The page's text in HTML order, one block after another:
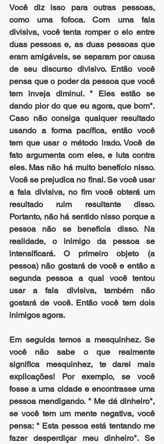
Você diz isso para outras pessoas,
como uma fofoca. Com uma fala
divisiva, você tenta romper o elo entre
duas pessoas e, as duas pessoas que
eram amigáveis, se separam por causa
de seu discurso divisivo. Então você
pensa que o poder da pessoa que você
tem inveja diminui. " Eles estão se
dando pior do que eu agora, que bom".
Caso não consiga qualquer resultado
usando a forma pacífica, então você
tem que usar o método irado. Você de
fato argumenta com eles, e luta contra
eles. Mas não há muito benefício nisso.
Você se prejudica no final. Se você usar
a fala divisiva, no fim você obterá um
resultado ruim resultante disso.
Portanto, não há sentido nisso porque a
pessoa não se beneficia disso. Na
realidade, o inimigo da pessoa se
intensificará. O primeiro objeto (a
pessoa) não gostará de você e então a
segunda pessoa a qual você tentou
usar a fala divisiva, também não
gostará de você. Então você tem dois
inimigos agora.
Em seguida temos a mesquinhez. Se
você não sabe o que realmente
significa mesquinhez, te darei mais
explicações! Por exemplo, se você
fosse a uma cidade e encontrasse uma
pessoa mendigando. " Me dá dinheiro",
se você tem um mente negativa, você
pensa: " Esta pessoa está tentando me
fazer desperdiçar meu dinheiro". Se